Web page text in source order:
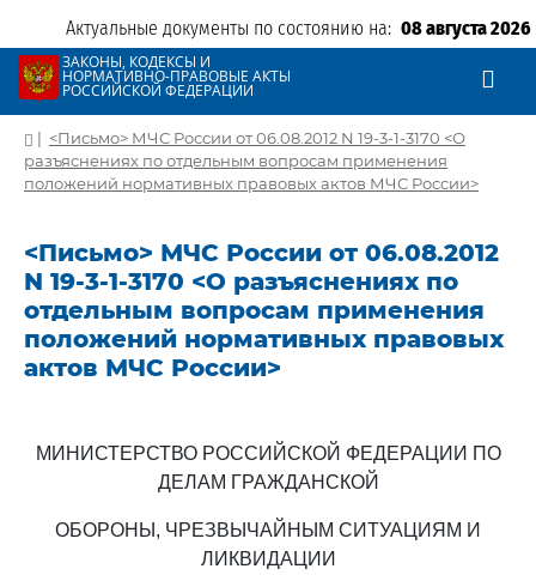
Актуальные документы по состоянию на: 08 августа 2026
ЗАКОНЫ, КОДЕКСЫ И
НОРМАТИВНО-ПРАВОВЫЕ АКТЫ
РОССИЙСКОЙ ФЕДЕРАЦИИ
| <Письмо> МЧС России от 06.08.2012 N 19-3-1-3170 <О
разъяснениях по отдельным вопросам применения
положений нормативных правовых актов МЧС России>
<Письмо> МЧС России от 06.08.2012
N 19-3-1-3170 <О разъяснениях по
отдельным вопросам применения
положений нормативных правовых
актов МЧС России>
МИНИСТЕРСТВО РОССИЙСКОЙ ФЕДЕРАЦИИ ПО
ДЕЛАМ ГРАЖДАНСКОЙ
ОБОРОНЫ, ЧРЕЗВЫЧАЙНЫМ СИТУАЦИЯМ И
ЛИКВИДАЦИИ